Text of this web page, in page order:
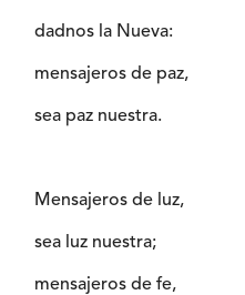
dadnos la Nueva:
mensajeros de paz,
sea paz nuestra.
Mensajeros de luz,
sea luz nuestra;
mensajeros de fe,